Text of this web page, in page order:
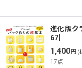
進化版ク
67
1,400円 (
17点